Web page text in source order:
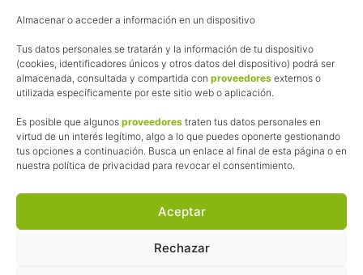
Almacenar o acceder a información en un dispositivo
Tus datos personales se tratarán y la información de tu dispositivo
(cookies, identificadores únicos y otros datos del dispositivo) podrá ser
almacenada, consultada y compartida con proveedores externos o
utilizada específicamente por este sitio web o aplicación.
Es posible que algunos proveedores traten tus datos personales en
virtud de un interés legítimo, algo a lo que puedes oponerte gestionando
tus opciones a continuación. Busca un enlace al final de esta página o en
nuestra política de privacidad para revocar el consentimiento.
Aceptar
Rechazar
Afiliación
La web de Pedalesyzapatillas utiliza programas de afiliación.
¿Qué significa esto?
Cuando recomiendo algún producto, pongo enlaces a tiendas
online que utilizo y, por cada compra que realizas, me llevo
una comisión sin que a ti te cueste más dinero.
Esas comisiones me permiten seguir manteniendo esta web,
las inscripciones a muchas de las marchas para después
Siempre escribo sobre productos y tiendas que he probado